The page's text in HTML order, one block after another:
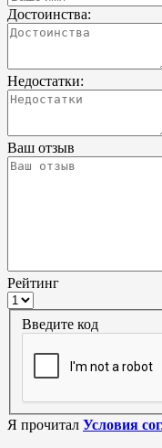
Достоинства:
Недостатки:
Ваш отзыв
Рейтинг
Введите код
Я прочитал Условия